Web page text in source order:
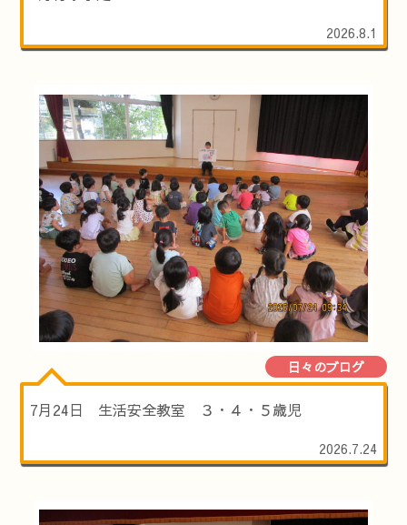
2026.8.1
日々のブログ
7月24日 生活安全教室 ３・４・５歳児
2026.7.24